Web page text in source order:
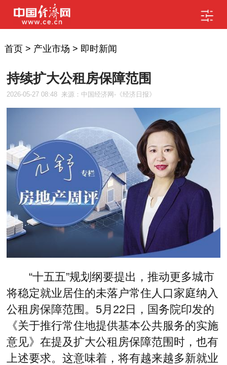
首页> 产业市场 > 即时新闻
持续扩大公租房保障范围
2026-05-27 08:48 来源：中国经济网-《经济日报》
“十五五”规划纲要提出，推动更多城市
将稳定就业居住的未落户常住人口家庭纳入
公租房保障范围。5月22日，国务院印发的
《关于推行常住地提供基本公共服务的实施
意见》在提及扩大公租房保障范围时，也有
上述要求。这意味着，将有越来越多新就业